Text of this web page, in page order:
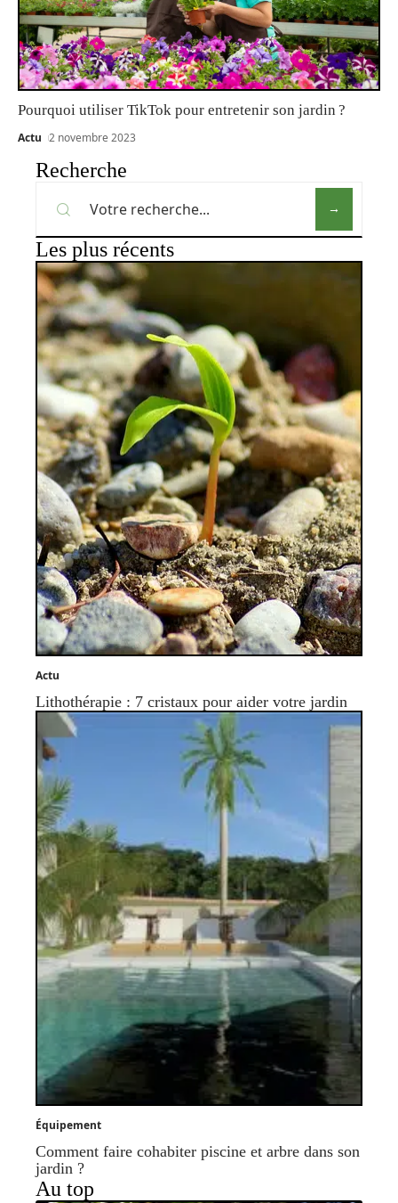
Pourquoi utiliser TikTok pour entretenir son jardin ?
Actu 2 novembre 2023
Recherche
Les plus récents
Actu
Lithothérapie : 7 cristaux pour aider votre jardin
Équipement
Comment faire cohabiter piscine et arbre dans son
jardin ?
Au top